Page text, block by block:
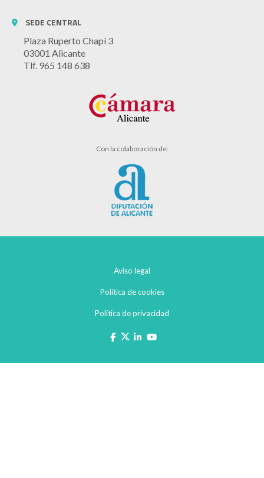
SEDE CENTRAL
Plaza Ruperto Chapí 3
03001 Alicante
Tlf. 965 148 638
Con la colaboración de:
Aviso legal
Política de cookies
Política de privacidad